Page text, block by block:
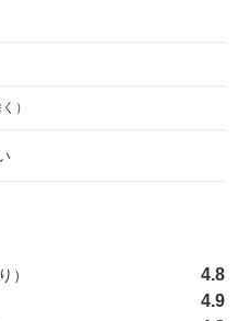
く）
）
） 4.8
4.9